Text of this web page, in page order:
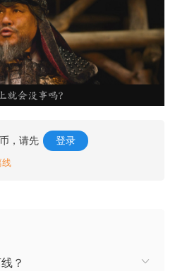
，请先 登录
线
？